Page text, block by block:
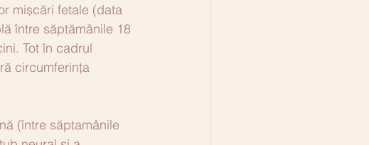
mișcări fetale (data
între săptămânile 18
Tot în cadrul
circumferința
(între săptamânile